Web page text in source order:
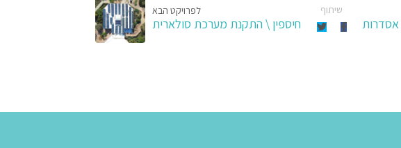
שיתוף לפרויקט הבא
חיספין \ התקנת מערכת סולארית